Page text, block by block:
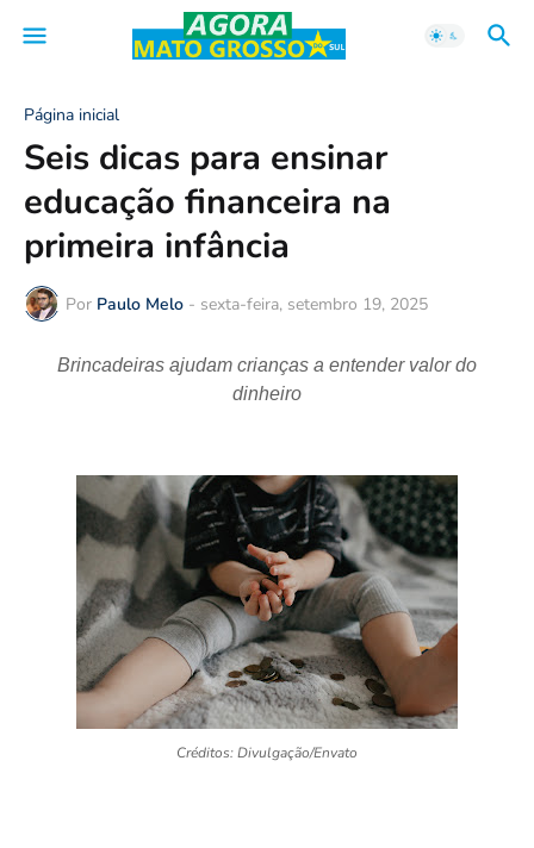
Página inicial
Seis dicas para ensinar
educação financeira na
primeira infância
Por Paulo Melo - sexta-feira, setembro 19, 2025
Brincadeiras ajudam crianças a entender valor do
dinheiro
Créditos: Divulgação/Envato